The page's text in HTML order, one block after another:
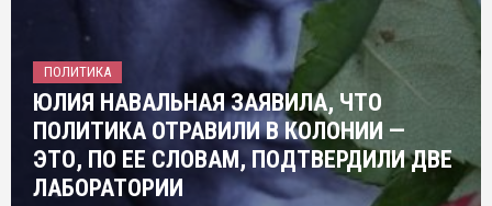
ПОЛИТИКА
ЮЛИЯ НАВАЛЬНАЯ ЗАЯВИЛА, ЧТО
ПОЛИТИКА ОТРАВИЛИ В КОЛОНИИ —
ЭТО, ПО ЕЕ СЛОВАМ, ПОДТВЕРДИЛИ ДВЕ
ЛАБОРАТОРИИ